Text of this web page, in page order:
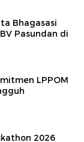
Bhagasasi
Pasundan di
LPPOM
2026